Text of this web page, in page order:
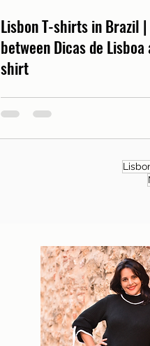
Lisbon T-shirts in Brazil
between Dicas de Lisboa
shirt